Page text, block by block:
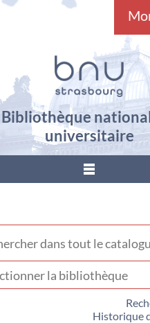
Bibliothèque
universitaire
???
Historique